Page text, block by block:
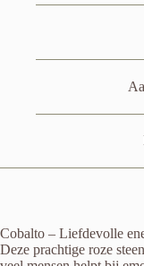
Cobalto – Liefdevolle
Deze prachtige roze